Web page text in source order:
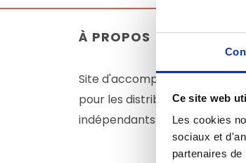
Ce site web
Les cookies
sociaux et
partenaires
À PROPOS
Site d'accompagnement
pour les distributeurs
indépendants MLM